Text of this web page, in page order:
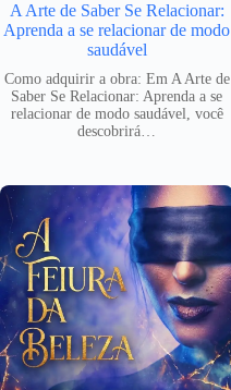
A Arte de Saber Se Relacionar:
Aprenda a se relacionar de modo
saudável
Como adquirir a obra: Em A Arte de
Saber Se Relacionar: Aprenda a se
relacionar de modo saudável, você
descobrirá…